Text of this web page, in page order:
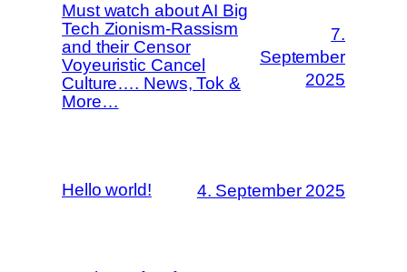
Must watch about AI Big
Tech Zionism-Rassism
and their Censor
Voyeuristic Cancel
Culture…. News, Tok &
More…
7.
September
2025
Hello world! 4. September 2025